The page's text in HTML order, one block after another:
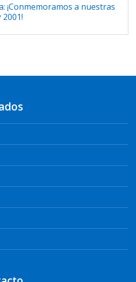
¡Conmemoramos a nuestras